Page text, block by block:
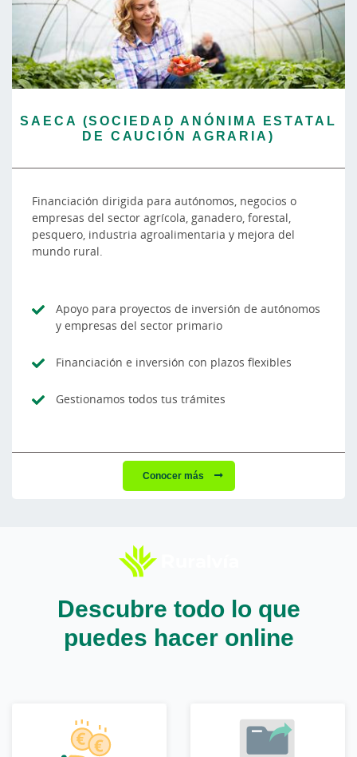
SAECA (SOCIEDAD ANÓNIMA ESTATAL
DE CAUCIÓN AGRARIA)
Financiación dirigida para autónomos, negocios o
empresas del sector agrícola, ganadero, forestal,
pesquero, industria agroalimentaria y mejora del
mundo rural.
Apoyo para proyectos de inversión de autónomos
y empresas del sector primario
Financiación e inversión con plazos flexibles
Gestionamos todos tus trámites
Conocer más
Descubre todo lo que
puedes hacer online